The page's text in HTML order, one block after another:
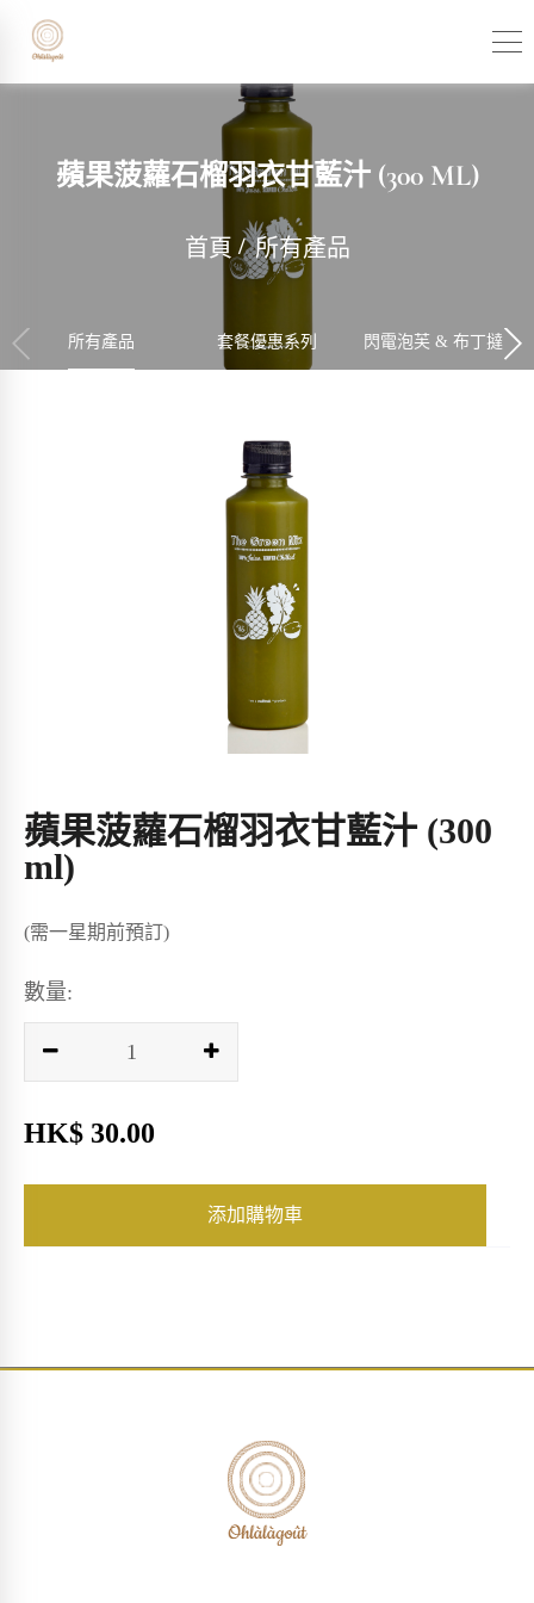
首頁 所有產品
蘋果菠蘿石榴羽衣甘藍汁 (300 ML)
所有產品 套餐優惠系列 閃電泡芙 & 布丁撻
蘋果菠蘿石榴羽衣甘藍汁 (300
ml)
(需一星期前預訂)
數量:
HK$ 30.00
添加購物車